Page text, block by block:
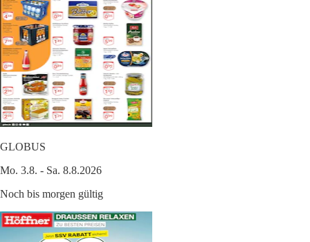
GLOBUS
Mo. 3.8. - Sa. 8.8.2026
Noch bis morgen gültig